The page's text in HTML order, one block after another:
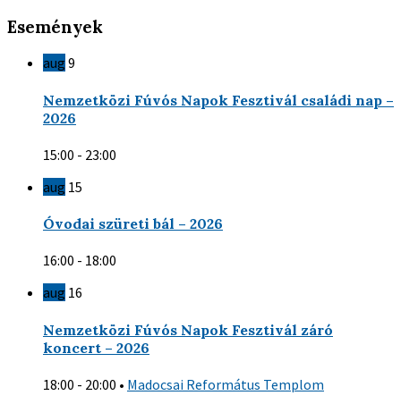
Események
aug 9
Nemzetközi Fúvós Napok Fesztivál családi nap –
2026
15:00 - 23:00
aug 15
Óvodai szüreti bál – 2026
16:00 - 18:00
aug 16
Nemzetközi Fúvós Napok Fesztivál záró
koncert – 2026
18:00 - 20:00 • Madocsai Református Templom